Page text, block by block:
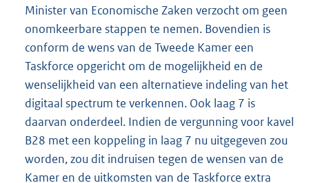
Minister van Economische Zaken verzocht om geen
onomkeerbare stappen te nemen. Bovendien is
conform de wens van de Tweede Kamer een
Taskforce opgericht om de mogelijkheid en de
wenselijkheid van een alternatieve indeling van het
digitaal spectrum te verkennen. Ook laag 7 is
daarvan onderdeel. Indien de vergunning voor kavel
B28 met een koppeling in laag 7 nu uitgegeven zou
worden, zou dit indruisen tegen de wensen van de
Kamer en de uitkomsten van de Taskforce extra